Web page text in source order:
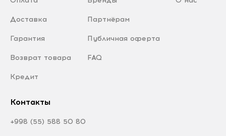
Доставка
Гарантия
Возврат товара
Кредит
Партнёрам
Публичная оферта
FAQ
Контакты
+998 (55) 588 50 80